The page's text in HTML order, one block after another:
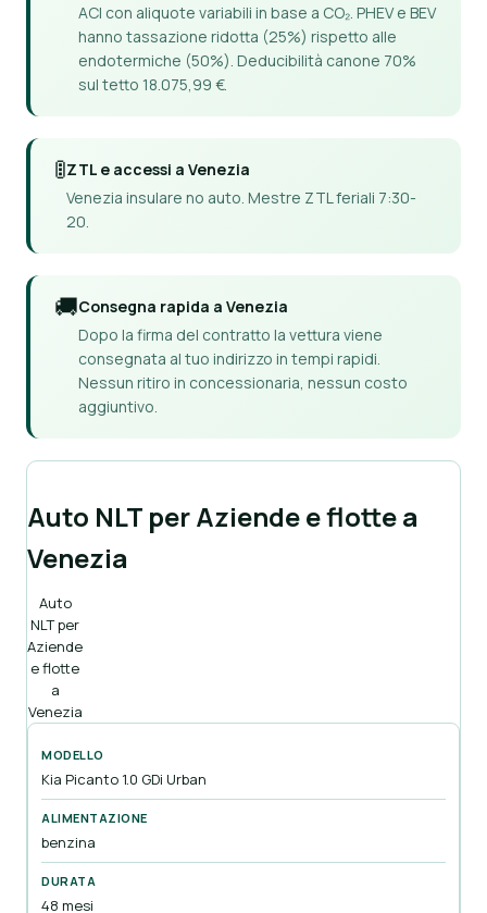
ACI con aliquote variabili in base a CO₂. PHEV e BEV
hanno tassazione ridotta (25%) rispetto alle
endotermiche (50%). Deducibilità canone 70%
sul tetto 18.075,99 €.
🚦ZTL e accessi a Venezia
Venezia insulare no auto. Mestre ZTL feriali 7:30-
20.
🚚Consegna rapida a Venezia
Dopo la firma del contratto la vettura viene
consegnata al tuo indirizzo in tempi rapidi.
Nessun ritiro in concessionaria, nessun costo
aggiuntivo.
Auto NLT per Aziende e flotte a
Venezia
Auto
NLT per
Aziende
e flotte
a
Venezia
Kia Picanto 1.0 GDi Urban
benzina
48 mesi